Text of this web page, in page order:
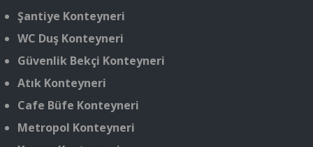
Şantiye Konteyneri
WC Duş Konteyneri
Güvenlik Bekçi Konteyneri
Atık Konteyneri
Cafe Büfe Konteyneri
Metropol Konteyneri